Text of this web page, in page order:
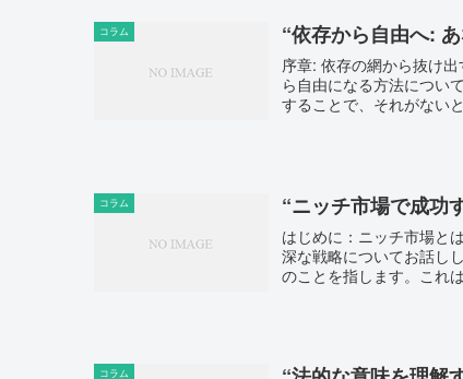
コラム “依存から自由へ:
序章: 依存の網から抜け
ら自由になる方法につい
することで、それがない
コラム “ニッチ市場で成功
はじめに：ニッチ市場と
深な戦略についてお話し
のことを指します。これ
コラム